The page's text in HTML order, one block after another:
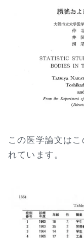
この医学論文は
れています。